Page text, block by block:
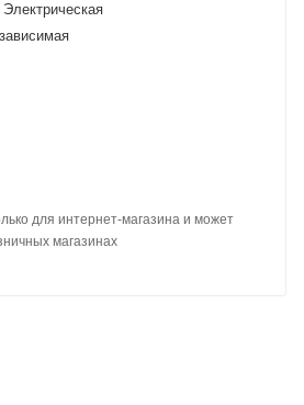
Электрическая
для интернет-магазина и может
магазинах